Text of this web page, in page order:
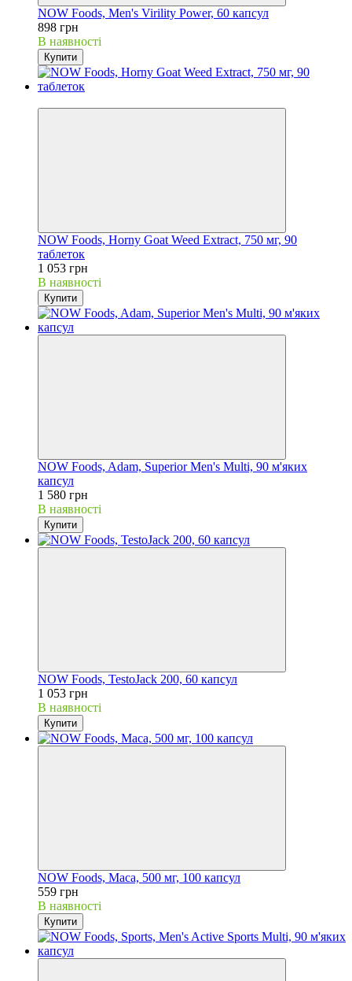
NOW Foods, Men's Virility Power, 60 капсул
898 грн
В наявності
Купити
NOW Foods, Horny Goat Weed Extract, 750 мг, 90
таблеток
1 053 грн
В наявності
Купити
NOW Foods, Adam, Superior Men's Multi, 90 м'яких
капсул
1 580 грн
В наявності
Купити
NOW Foods, TestoJack 200, 60 капсул
1 053 грн
В наявності
Купити
NOW Foods, Maca, 500 мг, 100 капсул
559 грн
В наявності
Купити